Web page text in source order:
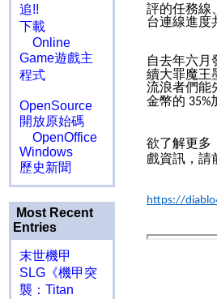
追!!
下載
Online
Game遊戲主
程式
OpenSource
開放原始碼
OpenOffice
Windows
歷史新聞
Most Recent
Entries
末世機甲
SLG《機甲突
襲：Titan
評的任務線
台連線進度
自去年六月
續大罪魔王
流浪者們能
金幣的 35%
欲了解更多
戲資訊，請
https://